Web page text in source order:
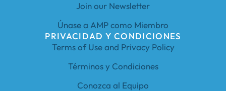
Join our Newsletter
Únase a AMP como Miembro
PRIVACIDAD Y CONDICIONES
Terms of Use and Privacy Policy
Términos y Condiciones
Conozca al Equipo